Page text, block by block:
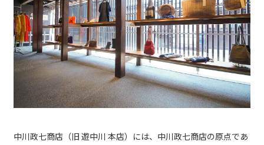
中川政七商店（旧 遊中川 本店）には、中川政七商店の原点であ